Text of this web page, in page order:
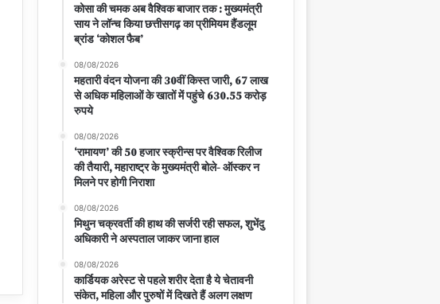
कोसा की चमक अब वैश्विक बाजार तक : मुख्यमंत्री
साय ने लॉन्च किया छत्तीसगढ़ का प्रीमियम हैंडलूम
ब्रांड ‘कोशल फैब’
08/08/2026
महतारी वंदन योजना की 30वीं किस्त जारी, 67 लाख
से अधिक महिलाओं के खातों में पहुंचे 630.55 करोड़
रुपये
08/08/2026
‘रामायण’ की 50 हजार स्क्रीन्स पर वैश्विक रिलीज
की तैयारी, महाराष्ट्र के मुख्यमंत्री बोले- ऑस्कर न
मिलने पर होगी निराशा
08/08/2026
मिथुन चक्रवर्ती की हाथ की सर्जरी रही सफल, शुभेंदु
अधिकारी ने अस्पताल जाकर जाना हाल
08/08/2026
कार्डियक अरेस्ट से पहले शरीर देता है ये चेतावनी
संकेत, महिला और पुरुषों में दिखते हैं अलग लक्षण